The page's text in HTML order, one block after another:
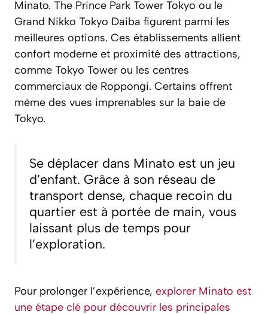
Minato. The Prince Park Tower Tokyo ou le
Grand Nikko Tokyo Daiba figurent parmi les
meilleures options. Ces établissements allient
confort moderne et proximité des attractions,
comme Tokyo Tower ou les centres
commerciaux de Roppongi. Certains offrent
même des vues imprenables sur la baie de
Tokyo.
Se déplacer dans Minato est un jeu
d’enfant. Grâce à son réseau de
transport dense, chaque recoin du
quartier est à portée de main, vous
laissant plus de temps pour
l’exploration.
Pour prolonger l’expérience, explorer Minato est
une étape clé pour découvrir les principales